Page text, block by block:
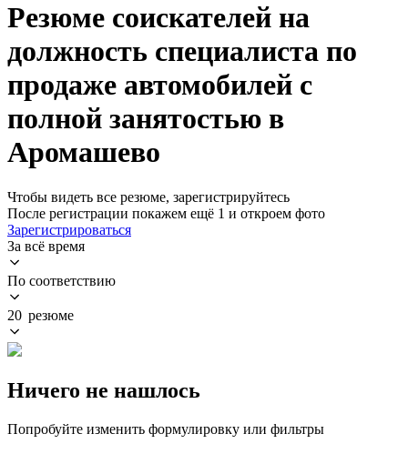
Резюме соискателей на
должность специалиста по
продаже автомобилей с
полной занятостью в
Аромашево
Чтобы видеть все резюме, зарегистрируйтесь
После регистрации покажем ещё 1 и откроем фото
Зарегистрироваться
За всё время
По соответствию
20 резюме
Ничего не нашлось
Попробуйте изменить формулировку или фильтры